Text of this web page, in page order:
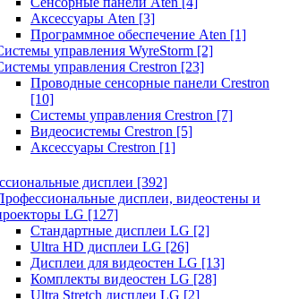
Аксессуары Aten [3]
Программное обеспечение Aten [1]
управления WyreStorm [2]
управления Crestron [23]
Проводные сенсорные панели Crestron
[10]
Системы управления Crestron [7]
Видеосистемы Crestron [5]
Аксессуары Crestron [1]
дисплеи [392]
дисплеи, видеостены и
LG [127]
Стандартные дисплеи LG [2]
Ultra HD дисплеи LG [26]
Дисплеи для видеостен LG [13]
Комплекты видеостен LG [28]
Ultra Stretch дисплеи LG [2]